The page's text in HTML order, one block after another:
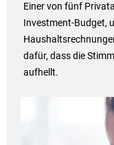
Einer von fünf
Investment-Budget,
dafür, dass die
aufhellt.